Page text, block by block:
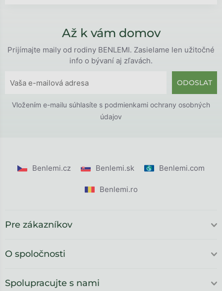
Až k vám domov
Prijímajte maily od rodiny BENLEMI. Zasielame len užitočné
info o bývaní aj zľavách.
ODOSLAT
Vložením e-mailu súhlasíte s podmienkami ochrany osobných
údajov
Benlemi.cz Benlemi.sk Benlemi.com
Benlemi.ro
Pre zákazníkov
O spoločnosti
Spolupracujte s nami